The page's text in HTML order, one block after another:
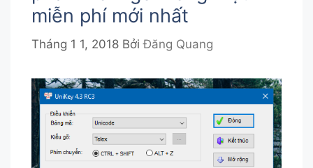
miễn phí mới nhất
Tháng 1 1, 2018 BởiĐăng Quang